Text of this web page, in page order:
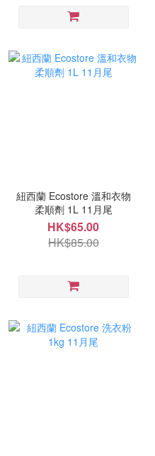
紐西蘭 Ecostore 溫和衣物
柔順劑 1L 11月尾
HK$65.00
HK$85.00